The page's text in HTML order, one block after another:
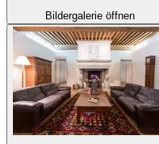
Bildergalerie öffnen